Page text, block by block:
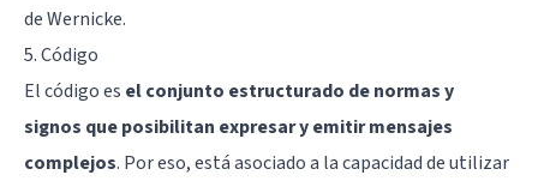
de Wernicke.
5. Código
El código es el conjunto estructurado de normas y
signos que posibilitan expresar y emitir mensajes
complejos. Por eso, está asociado a la capacidad de utilizar